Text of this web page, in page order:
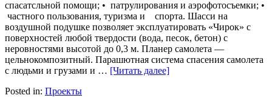
спасатсльной помощи; • патрулирования и аэрофотосъемки; •
частного пользования, туризма и спорта. Шасси на
воздушной подушке позволяет эксплуатировать «Чирок» с
поверхностей любой твердости (вода, песок, бетон) с
неровностями высотой до 0,3 м. Планер самолета —
цельнокомпозитный. Парашютная система спасения самолета
с людьми и грузами и … [Читать далее]
Posted in: Проекты